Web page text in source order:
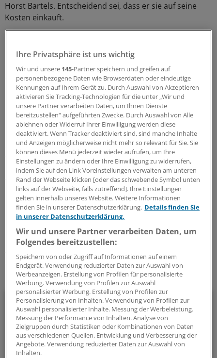
Horst Bartels. Entscheidend sei, dass er sie auf seine
Kosten einkauft.
Laborgemeinschaft beziehungsweise dem Arzt
entstehen, sind dem veranlassenden Arzt in Rechnung
zu stellen und von diesem auch zu begleichen", sagt
Stahl. Zwar sei der Bezug über die Laborgemeinschaft
der Regelfall. "Es geht aber auch über den Laborarzt."
Die mit solchen Fragen verbundenen Unsicherheiten
ließen sich mit der Herausnahme der Laborleistungen
aus den Pauschalen vermeiden, erwartet Peter Kuhl
vom Laboranbieter Bioscientia aus Ingelheim.
"Außerdem würde das die Abläufe für die Ärzte sehr
vereinfachen", stellt Kuhl fest.
0
Schlagworte:
Praxisführung
Berufspolitik
Ihr Newsletter zum Thema
Beruf & Alltag
Die Sonntagslektüre: Lesen Sie Wissenswertes und
Nützliches für Ihre tägliche Arbeit, lassen Sie sich von
Kolleginnen und Kollegen inspirieren - und seien Sie immer
Ihre Privatsphäre ist uns wichtig
Wir und unsere 145-Partner speichern und greifen auf
personenbezogene Daten wie Browserdaten oder eindeutige
Kennungen auf Ihrem Gerät zu. Durch Auswahl von Akzeptieren
aktivieren Sie Tracking-Technologien für die unter „Wir und
unsere Partner verarbeiten Daten, um Ihnen Dienste
bereitzustellen“ aufgeführten Zwecke. Durch Auswahl von Alle
ablehnen oder Widerruf Ihrer Einwilligung werden diese
deaktiviert. Wenn Tracker deaktiviert sind, sind manche Inhalte
und Anzeigen möglicherweise nicht mehr so relevant für Sie. Sie
können dieses Menü jederzeit wieder aufrufen, um Ihre
Einstellungen zu ändern oder Ihre Einwilligung zu widerrufen,
indem Sie auf den Link Voreinstellungen verwalten am unteren
Rand der Webseite klicken [oder das schwebende Symbol unten
links auf der Webseite, falls zutreffend]. Ihre Einstellungen
gelten innerhalb unseres Website. Weitere Informationen
finden Sie in unserer Datenschutzerklärung. Details finden Sie
in unserer Datenschutzerklärung.
Wir und unsere Partner verarbeiten Daten, um
Folgendes bereitzustellen:
Speichern von oder Zugriff auf Informationen auf einem
Endgerät. Verwendung reduzierter Daten zur Auswahl von
Werbeanzeigen. Erstellung von Profilen für personalisierte
Werbung. Verwendung von Profilen zur Auswahl
personalisierter Werbung. Erstellung von Profilen zur
Personalisierung von Inhalten. Verwendung von Profilen zur
Auswahl personalisierter Inhalte. Messung der Werbeleistung.
Messung der Performance von Inhalten. Analyse von
Zielgruppen durch Statistiken oder Kombinationen von Daten
aus verschiedenen Quellen. Entwicklung und Verbesserung der
Angebote. Verwendung reduzierter Daten zur Auswahl von
Inhalten.